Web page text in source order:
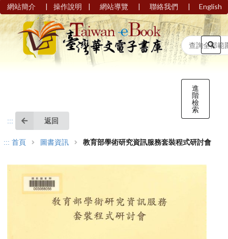
網站簡介 | 操作說明 | 網站導覽 | 聯絡我們 | English
進
階
檢
索
::: 返回
::: 首頁 圖書資訊 教育部學術研究資訊服務套裝程式研討會